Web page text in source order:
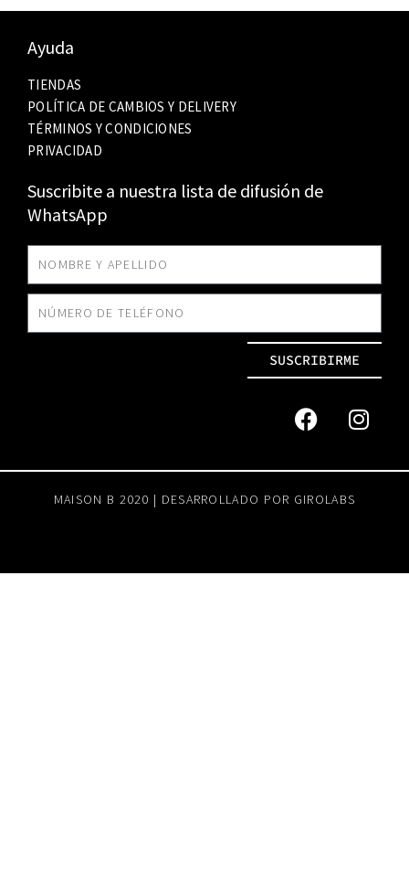
Ayuda
TIENDAS
POLÍTICA DE CAMBIOS Y DELIVERY
TÉRMINOS Y CONDICIONES
PRIVACIDAD
Suscribite a nuestra lista de difusión de
WhatsApp
SUSCRIBIRME
MAISON B 2020 | DESARROLLADO POR GIROLABS